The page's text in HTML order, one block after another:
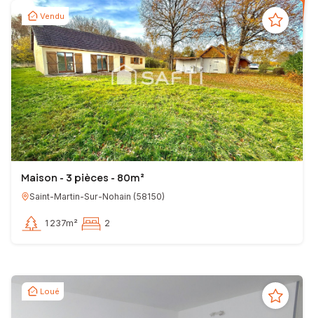
Vendu
Maison - 3 pièces - 80m²
Saint-Martin-Sur-Nohain (58150)
1 237m² 2
Loué